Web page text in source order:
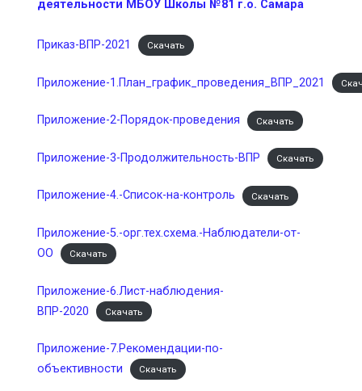
деятельности МБОУ Школы №81 г.о. Самара
Приказ-ВПР-2021 Скачать
Приложение-1.План_график_проведения_ВПР_2021
Приложение-2-Порядок-проведения Скачать
Приложение-3-Продолжительность-ВПР Скачать
Приложение-4.-Список-на-контроль Скачать
Приложение-5.-орг.тех.схема.-Наблюдатели-от-
ОО
Скачать
Приложение-6.Лист-наблюдения-
ВПР-2020
Скачать
Приложение-7.Рекомендации-по-
объективности
Скачать